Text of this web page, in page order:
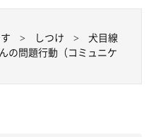
しつけ
犬目線
の問題行動（コミュニケ